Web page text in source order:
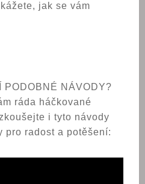
jak se vám
NÁVODY?
ráda háčkované
i tyto návody
pro radost a potěšení: